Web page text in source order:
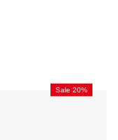
Sale 20%